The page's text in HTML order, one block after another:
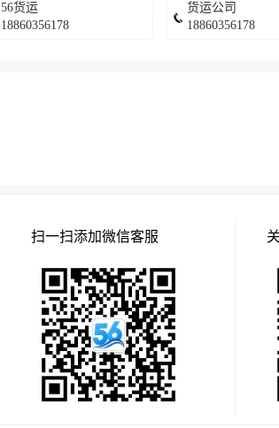
56货运
18860356178
货运公司
18860356178
扫一扫添加微信客服